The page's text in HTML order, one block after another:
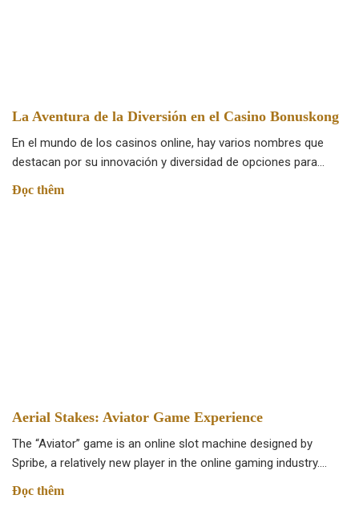
La Aventura de la Diversión en el Casino Bonuskong
En el mundo de los casinos online, hay varios nombres que
destacan por su innovación y diversidad de opciones para…
Đọc thêm
Aerial Stakes: Aviator Game Experience
The “Aviator” game is an online slot machine designed by
Spribe, a relatively new player in the online gaming industry….
Đọc thêm